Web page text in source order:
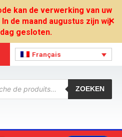
kan de verwerking van uw
de maand augustus zijn wij
gesloten.
✕
Français
ZOEKEN